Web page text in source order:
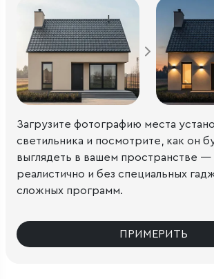
Загрузите фотографию места
светильника и посмотрите, как он
выглядеть в вашем пространстве —
реалистично и без специальных
сложных программ.
ПРИМЕРИТЬ